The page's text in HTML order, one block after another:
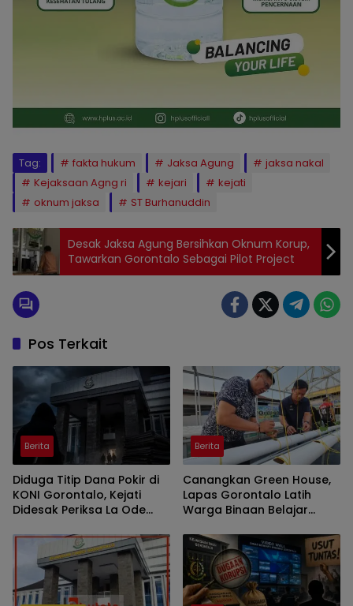
Tag: fakta hukum Jaksa Agung
jaksa nakal
Kejaksaan Agng ri
kejari
kejati
oknum jaksa
ST Burhanuddin
Desak Jaksa Agung Bersihkan Oknum Korup,
Tawarkan Gorontalo Sebagai Pilot Project
Pos Terkait
Berita
Diduga Titip Dana Pokir di
KONI Gorontalo, Kejati
Didesak Periksa La Ode
Berita
Canangkan Green House,
Lapas Gorontalo Latih
Warga Binaan Belajar